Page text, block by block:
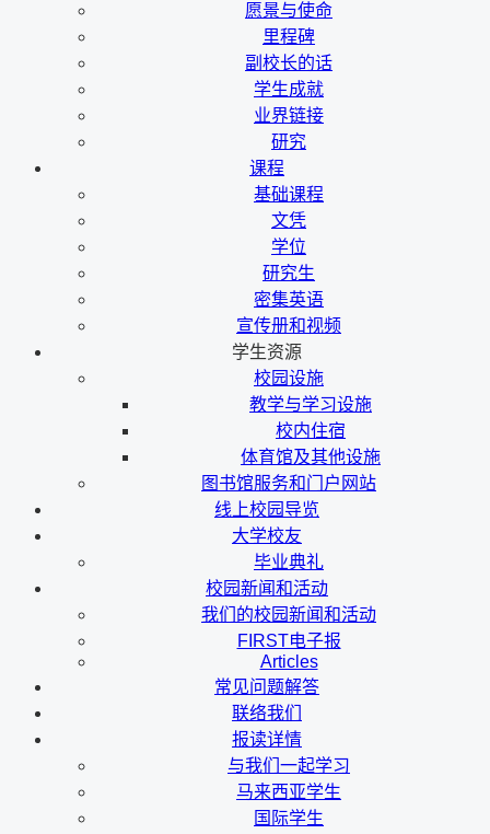
愿景与使命
里程碑
副校长的话
学生成就
业界链接
研究
课程
基础课程
文凭
学位
研究生
密集英语
宣传册和视频
学生资源
校园设施
教学与学习设施
校内住宿
体育馆及其他设施
图书馆服务和门户网站
线上校园导览
大学校友
毕业典礼
校园新闻和活动
我们的校园新闻和活动
FIRST电子报
Articles
常见问题解答
联络我们
报读详情
与我们一起学习
马来西亚学生
国际学生